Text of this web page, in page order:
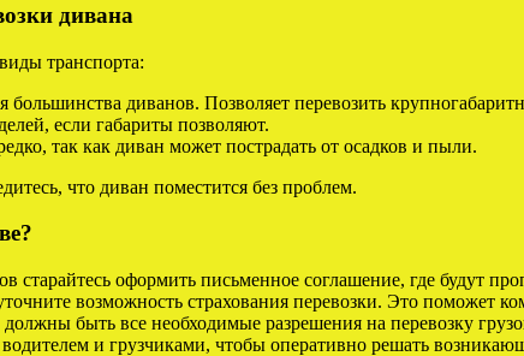
дивана
транспорта:
диванов. Позволяет перевозить
если габариты позволяют.
так как диван может пострадать от осадков и пыли.
что диван поместится без проблем.
старайтесь оформить письменное соглашение, где будут
возможность страхования перевозки. Это поможет
быть все необходимые разрешения на перевозку
и грузчиками, чтобы оперативно решать